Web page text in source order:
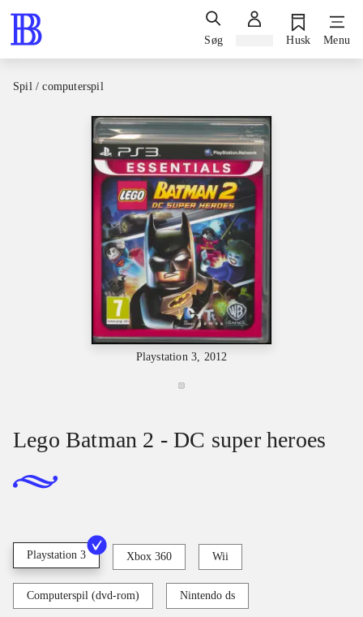
Søg Husk Menu
Spil / computerspil
Playstation 3, 2012
Lego Batman 2 - DC super heroes
Playstation 3 Xbox 360 Wii
Computerspil (dvd-rom) Nintendo ds